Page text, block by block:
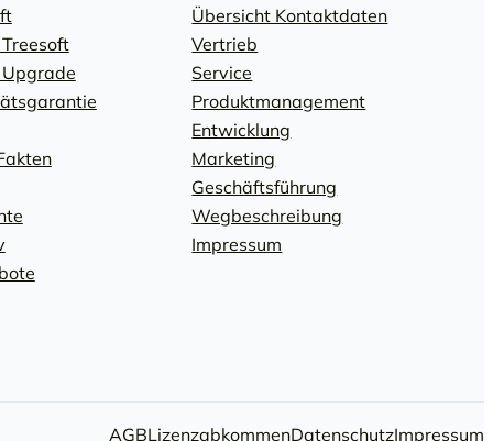
Übersicht Kontaktdaten
Vertrieb
Service
Produktmanagement
Entwicklung
Marketing
Geschäftsführung
Wegbeschreibung
Impressum
AGBLizenzabkommenDatenschutzImpressum